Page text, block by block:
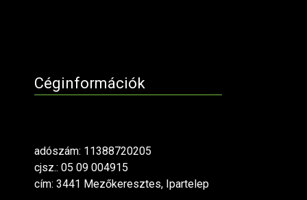
Céginformációk
adószám: 11388720205
cjsz.: 05 09 004915
cím: 3441 Mezőkeresztes, Ipartelep